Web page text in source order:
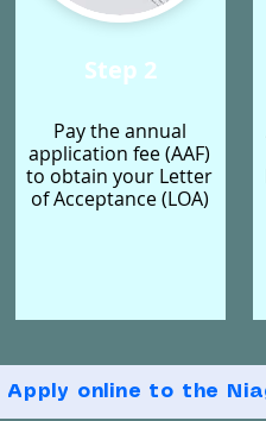
Step 2
Pay the annual
application fee (AAF)
to obtain your Letter
of Acceptance (LOA)
Apply online to the